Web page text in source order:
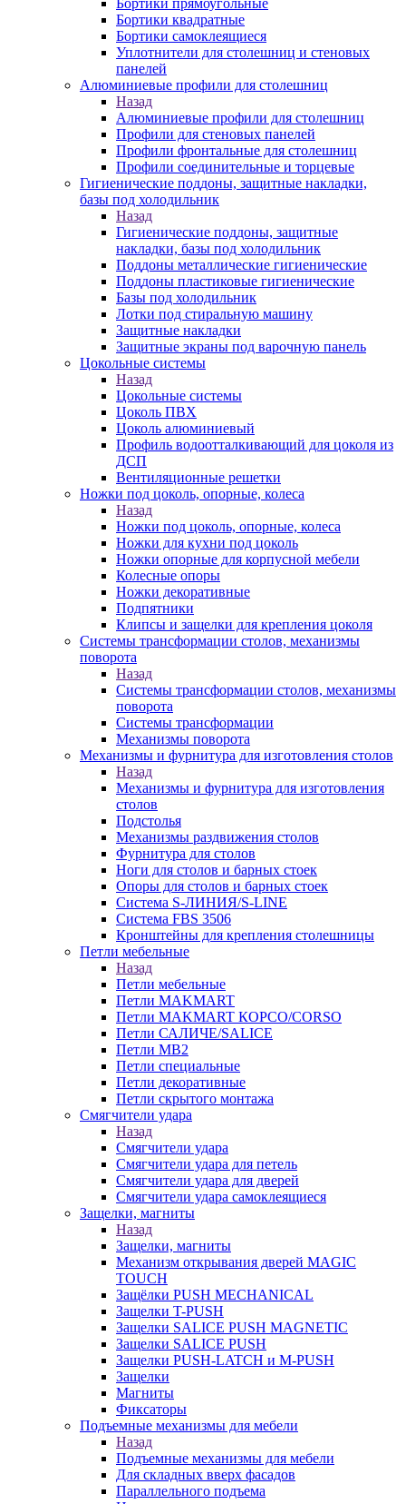
Бортики прямоугольные
Бортики квадратные
Бортики самоклеящиеся
Уплотнители для столешниц и стеновых
панелей
Алюминиевые профили для столешниц
Назад
Алюминиевые профили для столешниц
Профили для стеновых панелей
Профили фронтальные для столешниц
Профили соединительные и торцевые
Гигиенические поддоны, защитные накладки,
базы под холодильник
Назад
Гигиенические поддоны, защитные
накладки, базы под холодильник
Поддоны металлические гигиенические
Поддоны пластиковые гигиенические
Базы под холодильник
Лотки под стиральную машину
Защитные накладки
Защитные экраны под варочную панель
Цокольные системы
Назад
Цокольные системы
Цоколь ПВХ
Цоколь алюминиевый
Профиль водоотталкивающий для цоколя из
ДСП
Вентиляционные решетки
Ножки под цоколь, опорные, колеса
Назад
Ножки под цоколь, опорные, колеса
Ножки для кухни под цоколь
Ножки опорные для корпусной мебели
Колесные опоры
Ножки декоративные
Подпятники
Клипсы и защелки для крепления цоколя
Системы трансформации столов, механизмы
поворота
Назад
Системы трансформации столов, механизмы
поворота
Системы трансформации
Механизмы поворота
Механизмы и фурнитура для изготовления столов
Назад
Механизмы и фурнитура для изготовления
столов
Подстолья
Механизмы раздвижения столов
Фурнитура для столов
Ноги для столов и барных стоек
Опоры для столов и барных стоек
Система S-ЛИНИЯ/S-LINE
Система FBS 3506
Кронштейны для крепления столешницы
Петли мебельные
Назад
Петли мебельные
Петли MAKMART
Петли MAKMART КОРСО/CORSO
Петли САЛИЧЕ/SALICE
Петли MB2
Петли специальные
Петли декоративные
Петли скрытого монтажа
Смягчители удара
Назад
Смягчители удара
Смягчители удара для петель
Смягчители удара для дверей
Cмягчители удара самоклеящиеся
Защелки, магниты
Назад
Защелки, магниты
Механизм открывания дверей MAGIC
TOUCH
Защёлки PUSH MECHANICAL
Защелки T-PUSH
Защелки SALICE PUSH MAGNETIC
Защелки SALICE PUSH
Защелки PUSH-LATCH и M-PUSH
Защелки
Магниты
Фиксаторы
Подъемные механизмы для мебели
Назад
Подъемные механизмы для мебели
Для складных вверх фасадов
Параллельного подъема